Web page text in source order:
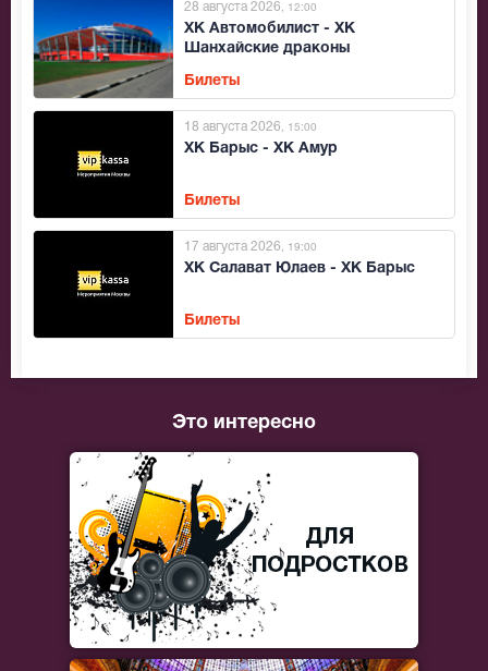
ХК Автомобилист - ХК
Шанхайские драконы
28 августа 2026 , 12:00
Билеты
ХК Барыс - ХК Амур
18 августа 2026 , 15:00
Билеты
ХК Салават Юлаев - ХК Барыс
17 августа 2026 , 19:00
Билеты
Это интересно